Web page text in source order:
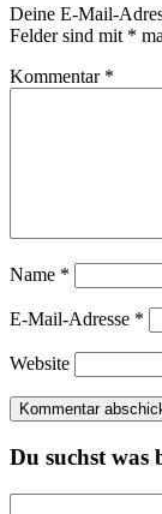
Deine E-Mail-
Felder sind mit *
Kommentar *
Name *
E-Mail-Adresse *
Website
Du suchst was